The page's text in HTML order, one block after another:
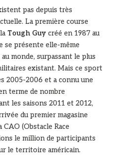
pas depuis très
La première course
Tough Guy créé en 1987 au
se présente elle-même
monde, surpassant le plus
existant. Mais ce sport
2005-2006 et a connu une
terme de nombre
les saisons 2011 et 2012,
du premier magasine
(Obstacle Race
le million de participants
le territoire américain.